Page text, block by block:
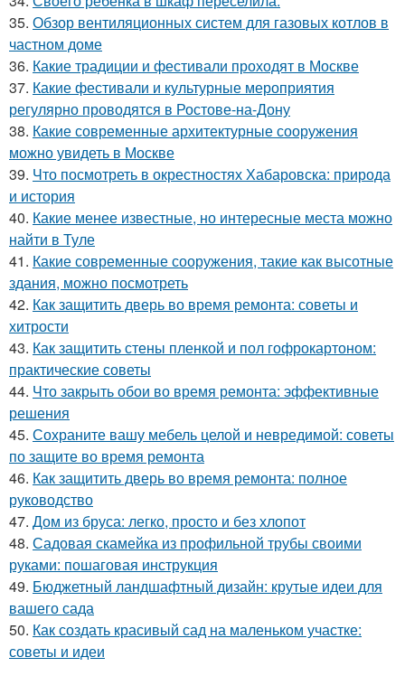
35. Обзор вентиляционных систем для газовых котлов в
частном доме
36. Какие традиции и фестивали проходят в Москве
37. Какие фестивали и культурные мероприятия
регулярно проводятся в Ростове-на-Дону
38. Какие современные архитектурные сооружения
можно увидеть в Москве
39. Что посмотреть в окрестностях Хабаровска: природа
и история
40. Какие менее известные, но интересные места можно
найти в Туле
41. Какие современные сооружения, такие как высотные
здания, можно посмотреть
42. Как защитить дверь во время ремонта: советы и
хитрости
43. Как защитить стены пленкой и пол гофрокартоном:
практические советы
44. Что закрыть обои во время ремонта: эффективные
решения
45. Сохраните вашу мебель целой и невредимой: советы
по защите во время ремонта
46. Как защитить дверь во время ремонта: полное
руководство
47. Дом из бруса: легко, просто и без хлопот
48. Садовая скамейка из профильной трубы своими
руками: пошаговая инструкция
49. Бюджетный ландшафтный дизайн: крутые идеи для
вашего сада
50. Как создать красивый сад на маленьком участке:
советы и идеи